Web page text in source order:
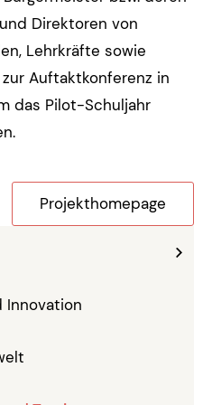
Innovation
Direktoren von
Lehrkräfte sowie
Auftaktkonferenz in
das Pilot-Schuljahr
Projekthomepage